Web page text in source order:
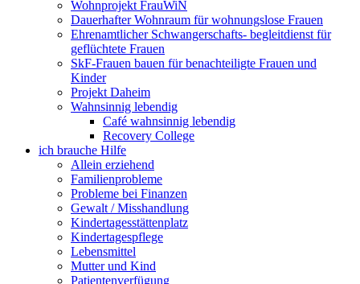
Wohnprojekt FrauWiN
Dauerhafter Wohnraum für wohnungslose Frauen
Ehrenamtlicher Schwangerschafts- begleitdienst für
geflüchtete Frauen
SkF-Frauen bauen für benachteiligte Frauen und
Kinder
Projekt Daheim
Wahnsinnig lebendig
Café wahnsinnig lebendig
Recovery College
ich brauche Hilfe
Allein erziehend
Familienprobleme
Probleme bei Finanzen
Gewalt / Misshandlung
Kindertagesstättenplatz
Kindertagespflege
Lebensmittel
Mutter und Kind
Patientenverfügung